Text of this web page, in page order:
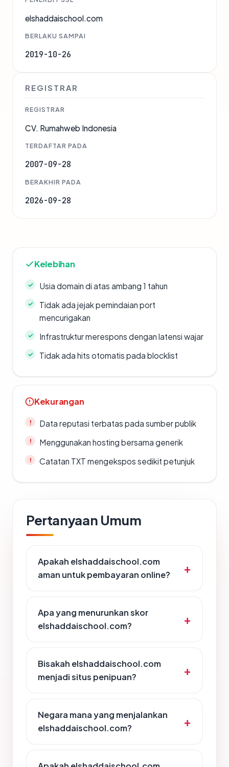
elshaddaischool.com
BERLAKU SAMPAI
2019-10-26
REGISTRAR
REGISTRAR
CV. Rumahweb Indonesia
TERDAFTAR PADA
2007-09-28
BERAKHIR PADA
2026-09-28
Kelebihan
Usia domain di atas ambang 1 tahun
Tidak ada jejak pemindaian port
mencurigakan
Infrastruktur merespons dengan latensi wajar
Tidak ada hits otomatis pada blocklist
Kekurangan
Data reputasi terbatas pada sumber publik
Menggunakan hosting bersama generik
Catatan TXT mengekspos sedikit petunjuk
Pertanyaan Umum
Apakah elshaddaischool.com
aman untuk pembayaran online?
Apa yang menurunkan skor
elshaddaischool.com?
Bisakah elshaddaischool.com
menjadi situs penipuan?
Negara mana yang menjalankan
elshaddaischool.com?